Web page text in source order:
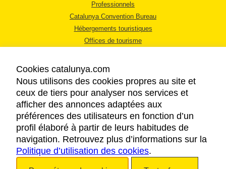
Professionnels
Catalunya Convention Bureau
Hébergements touristiques
Offices de tourisme
MENTIONS LÉGALES
RÈGLES DE CONFIDENTIALITÉ
COOKIES
ACCESSIBILITÉ
Cookies catalunya.com
Nous utilisons des cookies propres au site et
ceux de tiers pour analyser nos services et
afficher des annonces adaptées aux
préférences des utilisateurs en fonction d’un
profil élaboré à partir de leurs habitudes de
navigation. Retrouvez plus d’informations sur la
Politique d’utilisation des cookies.